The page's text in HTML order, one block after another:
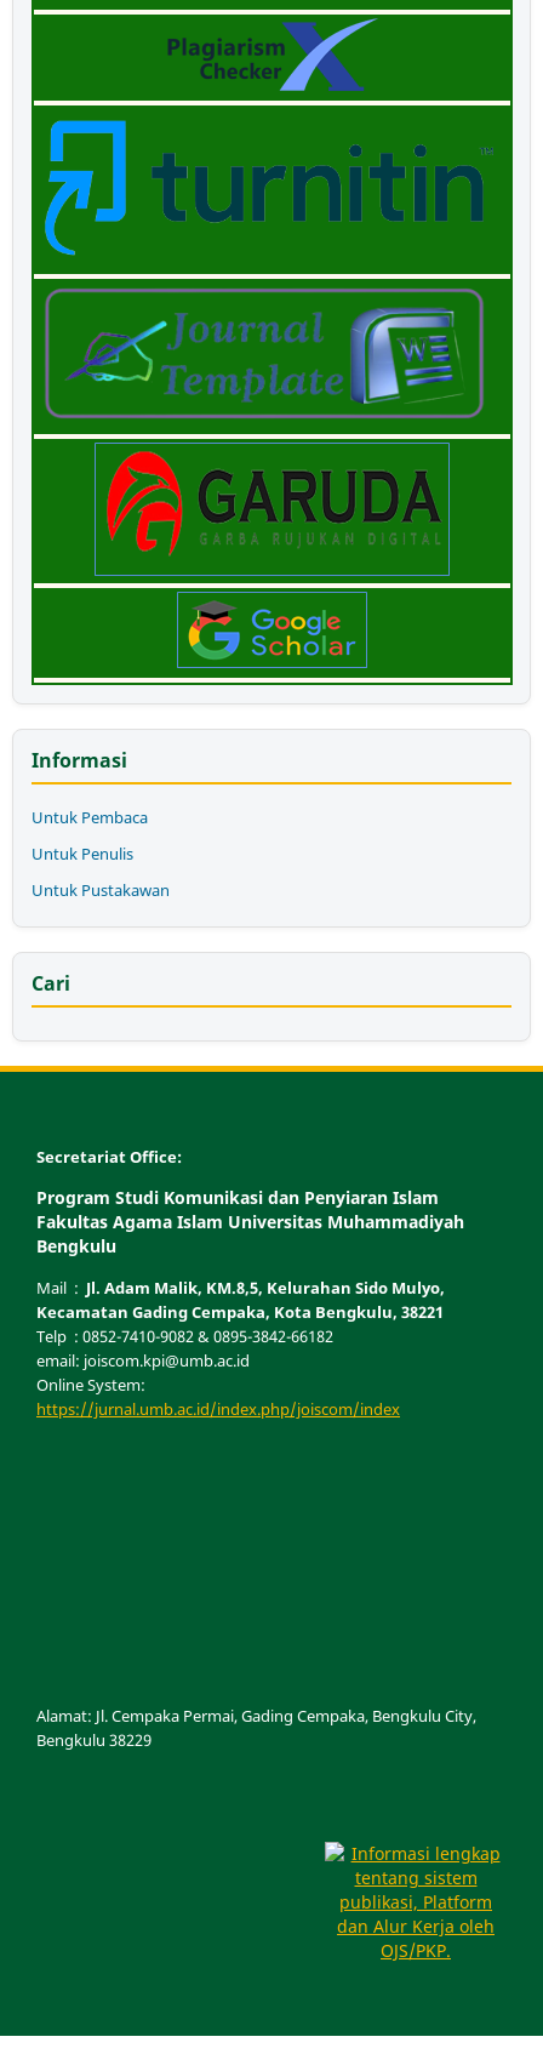
Informasi
Untuk Pembaca
Untuk Penulis
Untuk Pustakawan
Cari
Secretariat Office:
Program Studi Komunikasi dan Penyiaran Islam
Fakultas Agama Islam Universitas Muhammadiyah
Bengkulu
Mail : Jl. Adam Malik, KM.8,5, Kelurahan Sido Mulyo,
Kecamatan Gading Cempaka, Kota Bengkulu, 38221
Telp : 0852-7410-9082 & 0895-3842-66182
email: joiscom.kpi@umb.ac.id
Online System:
https://jurnal.umb.ac.id/index.php/joiscom/index
Alamat: Jl.Cempaka Permai, Gading Cempaka, Bengkulu City,
Bengkulu 38229